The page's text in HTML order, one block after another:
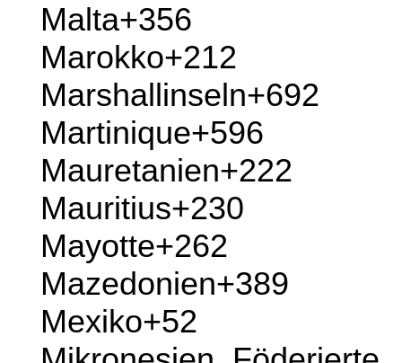
Libanon
Liberia+231
Libyscher arabischer
Jamahiriya+218
Liechtenstein
Litauen+370
Luxemburg